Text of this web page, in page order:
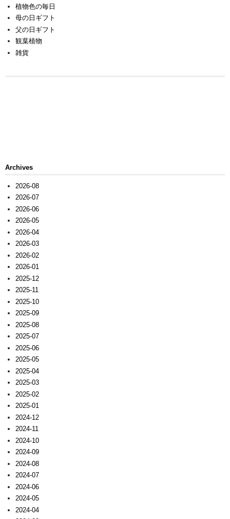
植物色の毎日
母の日ギフト
父の日ギフト
観葉植物
雑貨
Archives
2026-08
2026-07
2026-06
2026-05
2026-04
2026-03
2026-02
2026-01
2025-12
2025-11
2025-10
2025-09
2025-08
2025-07
2025-06
2025-05
2025-04
2025-03
2025-02
2025-01
2024-12
2024-11
2024-10
2024-09
2024-08
2024-07
2024-06
2024-05
2024-04